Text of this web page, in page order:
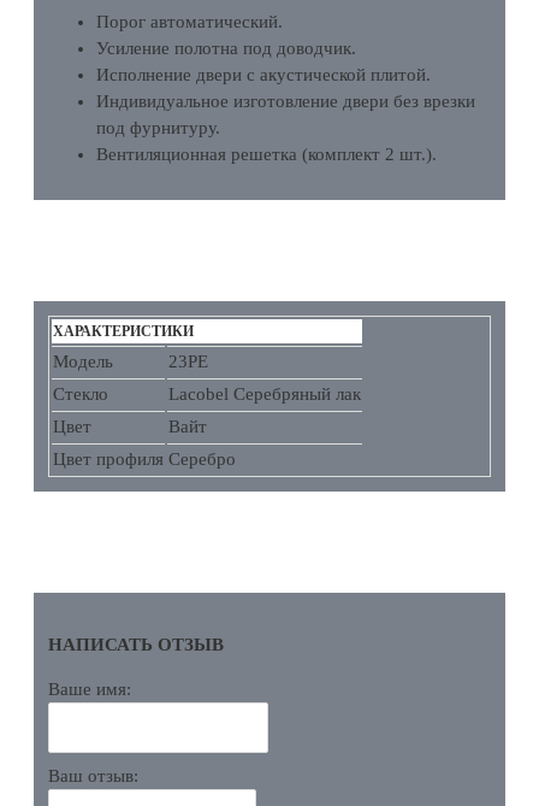
Порог автоматический.
Усиление полотна под доводчик.
Исполнение двери с акустической плитой.
Индивидуальное изготовление двери без врезки
под фурнитуру.
Вентиляционная решетка (комплект 2 шт.).
ХАРАКТЕРИСТИКИ
Модель
23PE
Стекло
Lacobel Серебряный лак
Цвет
Вайт
Цвет профиля Серебро
НАПИСАТЬ ОТЗЫВ
Ваше имя:
Ваш отзыв: